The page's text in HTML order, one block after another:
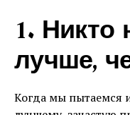
1. Никто
лучше,
Когда мы пытаемся